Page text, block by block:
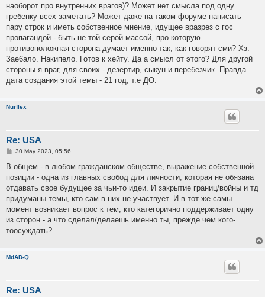
наоборот про внутренних врагов)? Может нет смысла под одну
гребенку всех заметать? Может даже на таком форуме написать
пару строк и иметь собственное мнение, идущее вразрез с гос
пропагандой - быть не той серой массой, про которую
противоположная сторона думает именно так, как говорят сми? Хз.
Зае6ало. Накипело. Готов к хейту. Да а смысл от этого? Для другой
стороны я враг, для своих - дезертир, сыкун и перебезчик. Правда
дата создания этой темы - 21 год, т.е ДО.
Nurflex
Re: USA
P
s
30 May 2023, 05:56
В общем - в любом гражданском обществе, выражение собственной
позиции - одна из главных свобод для личности, которая не обязана
отдавать свое будущее за чьи-то идеи. И закрытие границ/войны и тд
придуманы темы, кто сам в них не участвует. И в тот же самы
момент возникает вопрос к тем, кто категорично поддерживает одну
из сторон - а что сделал/делаешь именно ты, прежде чем кого-
тоосуждать?
MdAD-Q
Re: USA